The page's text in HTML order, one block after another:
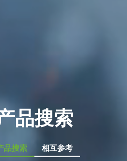
品搜索
品搜索 相互参考